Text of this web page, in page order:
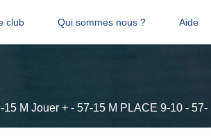
club Qui sommes nous ? Aide
15 M Jouer + - 57-15 M PLACE 9-10 -